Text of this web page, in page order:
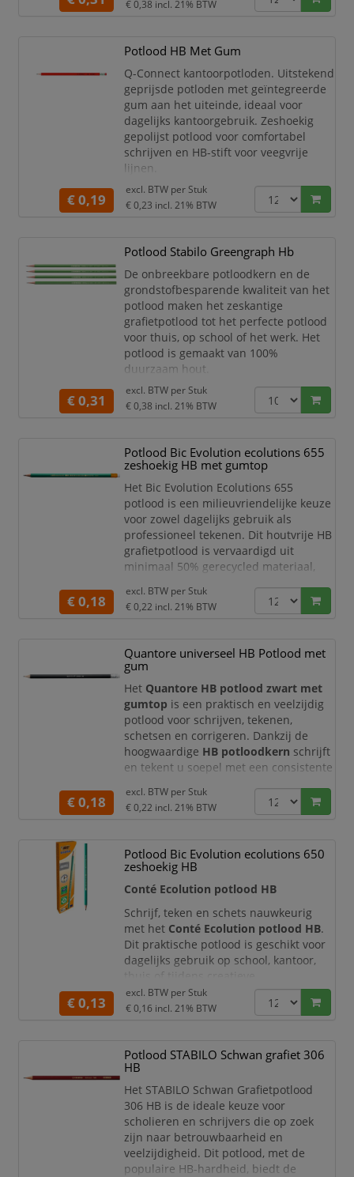
gecertificeerde wouden.
hoge breukvastheid.
€ 0,38 incl. 21% BTW
Potlood HB Met Gum
Q-Connect kantoorpotloden. Uitstekend
geprijsde potloden met geïntegreerde
gum aan het uiteinde, ideaal voor
dagelijks kantoorgebruik. Zeshoekig
gepolijst potlood voor comfortabel
schrijven en HB-stift voor veegvrije
lijnen.
Q-Connect potlood HB met gum
Hardheid: HB.
Met gum
Lengte: 19 cm
€ 0,19
excl. BTW per Stuk
€ 0,23 incl. 21% BTW
Potlood Stabilo Greengraph Hb
De onbreekbare potloodkern en de
grondstofbesparende kwaliteit van het
potlood maken het zeskantige
grafietpotlood tot het perfecte potlood
voor thuis, op school of het werk. Het
potlood is gemaakt van 100%
duurzaam hout.
6-hoekig.
Breekbestendige kern.
De potloden worden geslepen
geleverd.
€ 0,31
excl. BTW per Stuk
€ 0,38 incl. 21% BTW
Potlood Bic Evolution ecolutions 655
zeshoekig HB met gumtop
Het Bic Evolution Ecolutions 655
potlood is een milieuvriendelijke keuze
voor zowel dagelijks gebruik als
professioneel tekenen. Dit houtvrije HB
grafietpotlood is vervaardigd uit
minimaal 50% gerecycled materiaal,
productieketen.
biedt het een stevige grip tijdens
gebruik. Het grafiet is schokbestendig,
waardoor het minder vaak geslepen
hoeft
€ 0,18
excl. BTW per Stuk
€ 0,22 incl. 21% BTW
Quantore universeel HB Potlood met
gum
Het Quantore HB potlood zwart met
gumtop is een praktisch en veelzijdig
potlood voor schrijven, tekenen,
schetsen en corrigeren. Dankzij de
hoogwaardige HB potloodkern schrijft
en tekent u soepel met een consistente
geleverd en is direct klaar voor gebruik,
ideaal voor school, kantoor, studie,
gebruik.
Veelzijdig HB potlood voor schrijven
en tekenen
De HB-hardheid biedt een u
€ 0,18
excl. BTW per Stuk
€ 0,22 incl. 21% BTW
Potlood Bic Evolution ecolutions 650
zeshoekig HB
Conté Ecolution potlood HB
Schrijf, teken en schets nauwkeurig
met het Conté Ecolution potlood HB.
Dit praktische potlood is geschikt voor
dagelijks gebruik op school, kantoor,
thuis of tijdens creatieve
werkzaamheden. Dankzij de HB-
hardheid biedt het potlood een fijne
notities, berekeningen, tekeningen en
algemene schrijfopdrachten.
Het Conté Ecolution potlood is
€ 0,13
excl. BTW per Stuk
€ 0,16 incl. 21% BTW
Potlood STABILO Schwan grafiet 306
HB
Het STABILO Schwan Grafietpotlood
306 HB is de ideale keuze voor
scholieren en schrijvers die op zoek
zijn naar betrouwbaarheid en
veelzijdigheid. Dit potlood, met de
populaire HB-hardheid, biedt de